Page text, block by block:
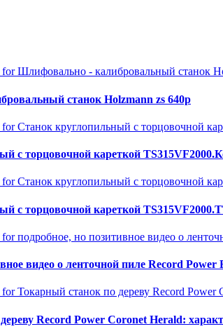
станок Holzmann zs 640p
с торцовочной кареткой
с торцовочной кареткой
видео о ленточной пиле Record Power
Record Power Coronet Herald: